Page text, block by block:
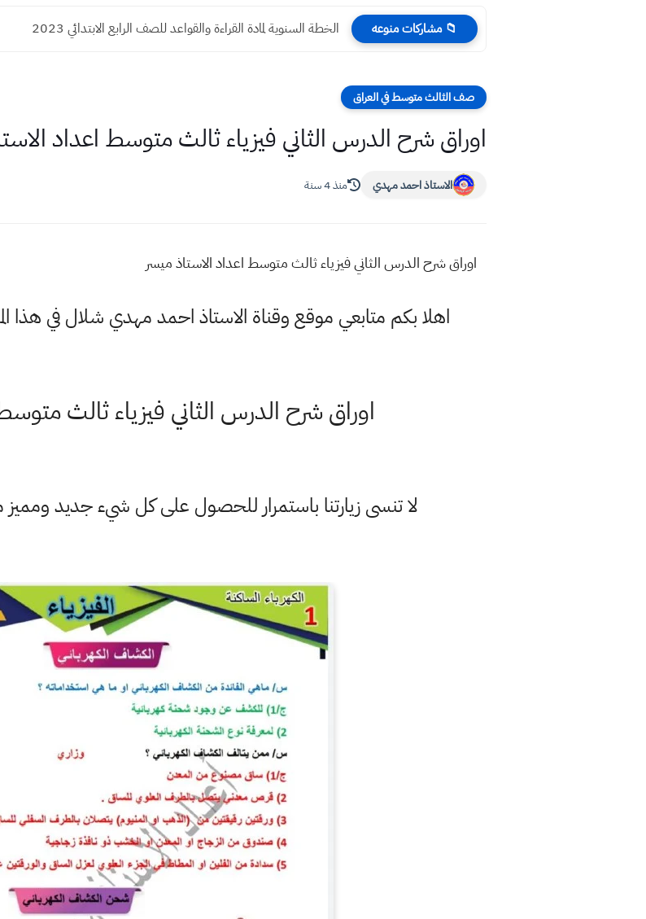
📁 مشاركات منوعه الخطة السنوية لمادة القراءة والقواعد للصف الرابع الابتدائي 2023
صف الثالث متوسط في العراق
اوراق شرح الدرس الثاني فيزياء ثالث متوسط اعداد
الاستاذ احمد مهدي منذ 4 سنة
اوراق شرح الدرس الثاني فيزياء ثالث متوسط اعداد الاستاذ ميسر
اهلا بكم متابعي موقع وقناة الاستاذ احمد مهدي شلال في
اوراق شرح الدرس الثاني فيزياء ثالث
لا تنسى زيارتنا باستمرار للحصول على كل شيء جديد